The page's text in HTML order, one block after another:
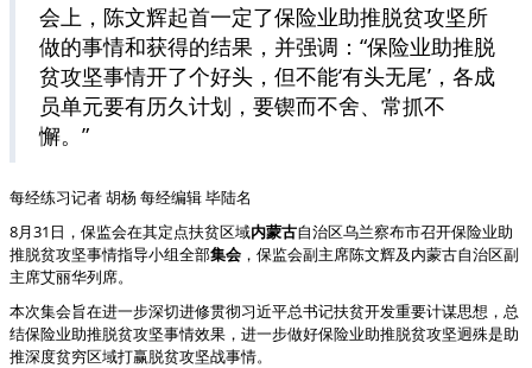
会上，陈文辉起首一定了保险业助推脱贫攻坚所
做的事情和获得的结果，并强调：“保险业助推脱
贫攻坚事情开了个好头，但不能‘有头无尾’，各成
员单元要有历久计划，要锲而不舍、常抓不
懈。”
每经练习记者 胡杨 每经编辑 毕陆名
8月31日，保监会在其定点扶贫区域内蒙古自治区乌兰察布市召开保险业助
推脱贫攻坚事情指导小组全部集会 ，保监会副主席陈文辉及内蒙古自治区副
主席艾丽华列席。
本次集会旨在进一步深切进修贯彻习近平总书记扶贫开发重要计谋思想，总
结保险业助推脱贫攻坚事情效果，进一步做好保险业助推脱贫攻坚迥殊是助
推深度贫穷区域打赢脱贫攻坚战事情。